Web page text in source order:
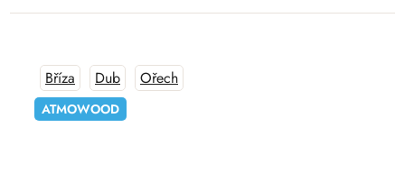
ATMOWOOD
Bříza Dub Ořech